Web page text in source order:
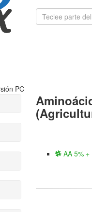
PC
AA 5% +